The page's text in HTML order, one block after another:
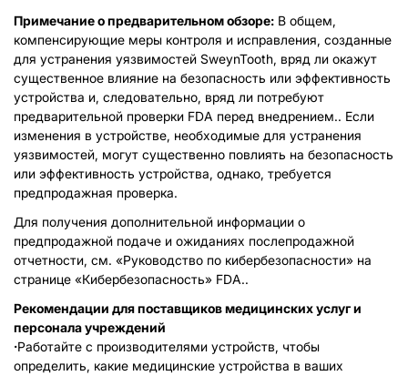
Примечание о предварительном обзоре: В общем,
компенсирующие меры контроля и исправления, созданные
для устранения уязвимостей SweynTooth, вряд ли окажут
существенное влияние на безопасность или эффективность
устройства и, следовательно, вряд ли потребуют
предварительной проверки FDA перед внедрением.. Если
изменения в устройстве, необходимые для устранения
уязвимостей, могут существенно повлиять на безопасность
или эффективность устройства, однако, требуется
предпродажная проверка.
Для получения дополнительной информации о
предпродажной подаче и ожиданиях послепродажной
отчетности, см. «Руководство по кибербезопасности» на
странице «Кибербезопасность» FDA..
Рекомендации для поставщиков медицинских услуг и
персонала учреждений
·Работайте с производителями устройств, чтобы
определить, какие медицинские устройства в ваших